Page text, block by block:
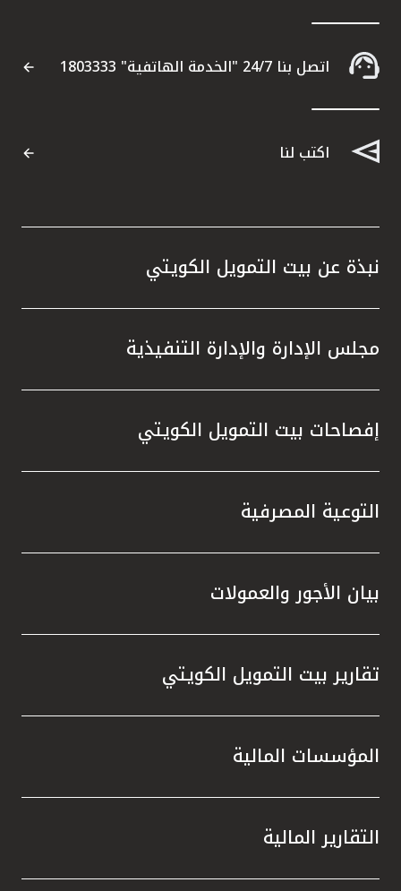
اتصل بنا 24/7 "الخدمة الهاتفية" 1803333
اكتب لنا
نبذة عن بيت التمويل الكويتي
مجلس الإدارة والإدارة التنفيذية
إفصاحات بيت التمويل الكويتي
التوعية المصرفية
بيان الأجور والعمولات
تقارير بيت التمويل الكويتي
المؤسسات المالية
التقارير المالية